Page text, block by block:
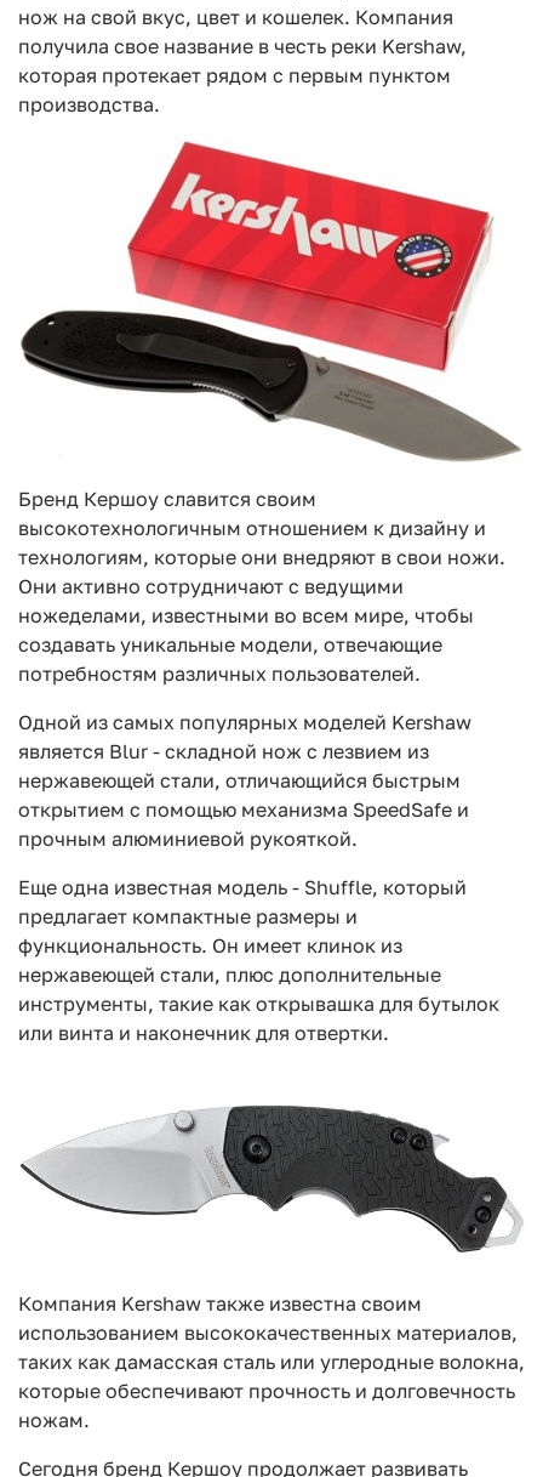
нож на свой вкус, цвет и кошелек. Компания
получила свое название в честь реки Kershaw,
которая протекает рядом с первым пунктом
производства.
Бренд Кершоу славится своим
высокотехнологичным отношением к дизайну и
технологиям, которые они внедряют в свои ножи.
Они активно сотрудничают с ведущими
ножеделами, известными во всем мире, чтобы
создавать уникальные модели, отвечающие
потребностям различных пользователей.
Одной из самых популярных моделей Kershaw
является Blur - складной нож с лезвием из
нержавеющей стали, отличающийся быстрым
открытием с помощью механизма SpeedSafe и
прочным алюминиевой рукояткой.
Еще одна известная модель - Shuffle, который
предлагает компактные размеры и
функциональность. Он имеет клинок из
нержавеющей стали, плюс дополнительные
инструменты, такие как открывашка для бутылок
или винта и наконечник для отвертки.
Компания Kershaw также известна своим
использованием высококачественных материалов,
таких как дамасская сталь или углеродные волокна,
которые обеспечивают прочность и долговечность
ножам.
Сегодня бренд Кершоу продолжает развивать